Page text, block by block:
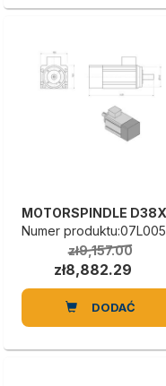
Numer produktu:07L0056113C
zł9,157.00
zł8,882.29
DODAĆ